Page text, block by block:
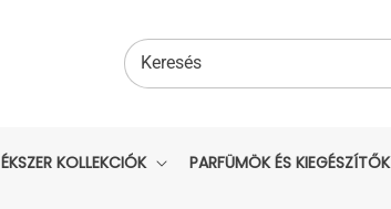
Keresés
ÉKSZER KOLLEKCIÓK PARFÜMÖK ÉS KIEGÉSZÍTŐK